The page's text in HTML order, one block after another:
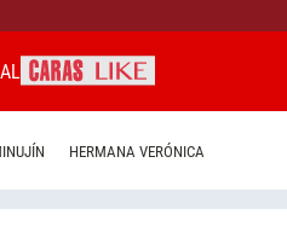
HERMANA VERÓNICA